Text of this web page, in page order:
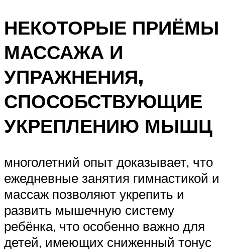
НЕКОТОРЫЕ ПРИЁМЫ
МАССАЖА И
УПРАЖНЕНИЯ,
СПОСОБСТВУЮЩИЕ
УКРЕПЛЕНИЮ МЫШЦ
многолетний опыт доказывает, что
ежедневные занятия гимнастикой и
массаж позволяют укрепить и
развить мышечную систему
ребёнка, что особенно важно для
детей, имеющих сниженный тонус